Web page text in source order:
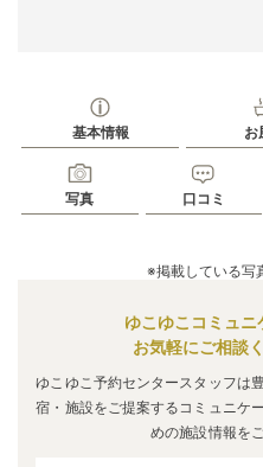
基本情報 お
写真 口コミ
※掲載している写
ゆこゆこコミュニ
お気軽にご相談
ゆこゆこ予約センタースタッフは
宿・施設をご提案するコミュニケ
めの施設情報を